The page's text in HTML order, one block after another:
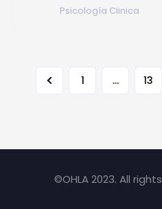
Psicología Clinica
1 … 13
©OHLA 2023. All